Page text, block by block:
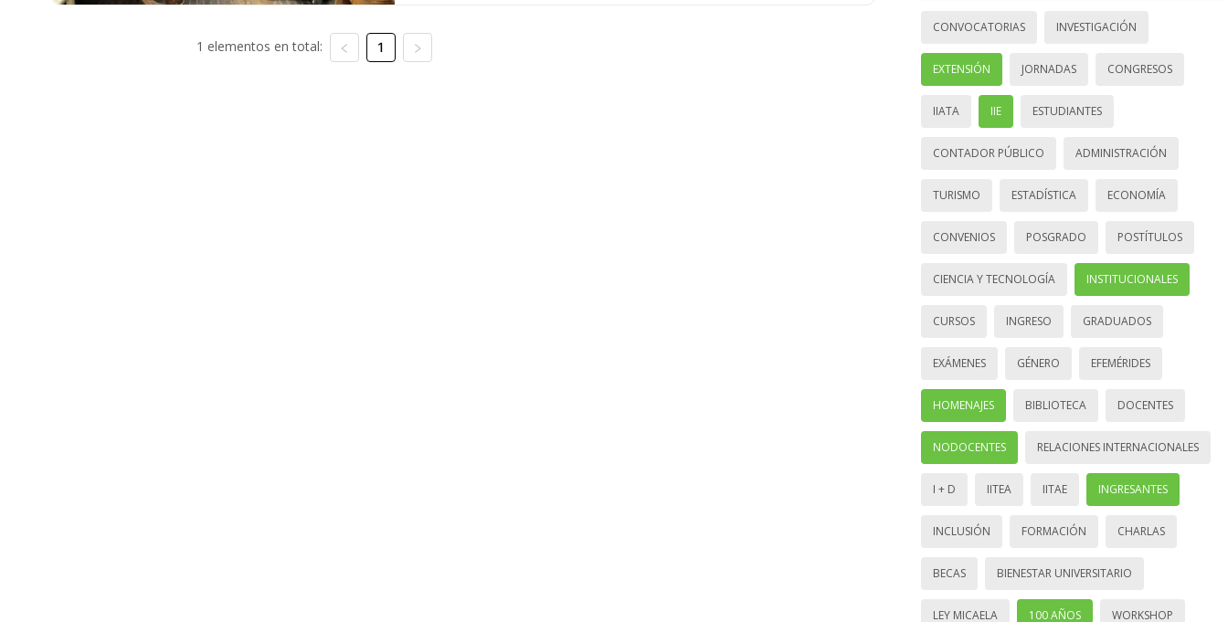
1 elementos en total: 1
CONVOCATORIAS INVESTIGACIÓN
EXTENSIÓN JORNADAS CONGRESOS
IIATA IIE ESTUDIANTES
CONTADOR PÚBLICO ADMINISTRACIÓN
TURISMO ESTADÍSTICA ECONOMÍA
CONVENIOS POSGRADO POSTÍTULOS
CIENCIA Y TECNOLOGÍA INSTITUCIONALES
CURSOS INGRESO GRADUADOS
EXÁMENES GÉNERO EFEMÉRIDES
HOMENAJES BIBLIOTECA DOCENTES
NODOCENTES RELACIONES INTERNACIONALES
I + D IITEA IITAE INGRESANTES
INCLUSIÓN FORMACIÓN CHARLAS
BECAS BIENESTAR UNIVERSITARIO
LEY MICAELA 100 AÑOS WORKSHOP